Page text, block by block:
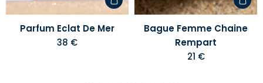
Parfum Eclat De Mer
38 €
Bague Femme Chaine
Rempart
21 €